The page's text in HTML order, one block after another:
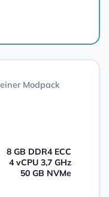
Modpack
8 GB DDR4 ECC
4 vCPU 3,7 GHz
50 GB NVMe